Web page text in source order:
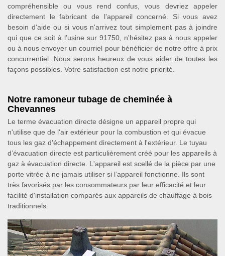
compréhensible ou vous rend confus, vous devriez appeler
directement le fabricant de l’appareil concerné. Si vous avez
besoin d'aide ou si vous n'arrivez tout simplement pas à joindre
qui que ce soit à l’usine sur 91750, n'hésitez pas à nous appeler
ou à nous envoyer un courriel pour bénéficier de notre offre à prix
concurrentiel. Nous serons heureux de vous aider de toutes les
façons possibles. Votre satisfaction est notre priorité.
Notre ramoneur tubage de cheminée à
Chevannes
Le terme évacuation directe désigne un appareil propre qui
n'utilise que de l'air extérieur pour la combustion et qui évacue
tous les gaz d'échappement directement à l'extérieur. Le tuyau
d’évacuation directe est particulièrement créé pour les appareils à
gaz à évacuation directe. L'appareil est scellé de la pièce par une
porte vitrée à ne jamais utiliser si l’appareil fonctionne. Ils sont
très favorisés par les consommateurs par leur efficacité et leur
facilité d'installation comparés aux appareils de chauffage à bois
traditionnels.